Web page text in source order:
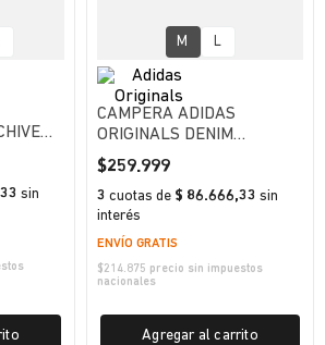
sin
M L
CAMPERA ADIDAS
ORIGINALS DENIM
FIREBIRD MUJER
$259.999
3 cuotas de $ 86.666,33 sin
interés
ENVÍO GRATIS
$214.875 precio sin impuestos
nacionales
Agregar al carrito